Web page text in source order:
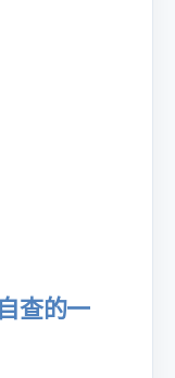
查的一